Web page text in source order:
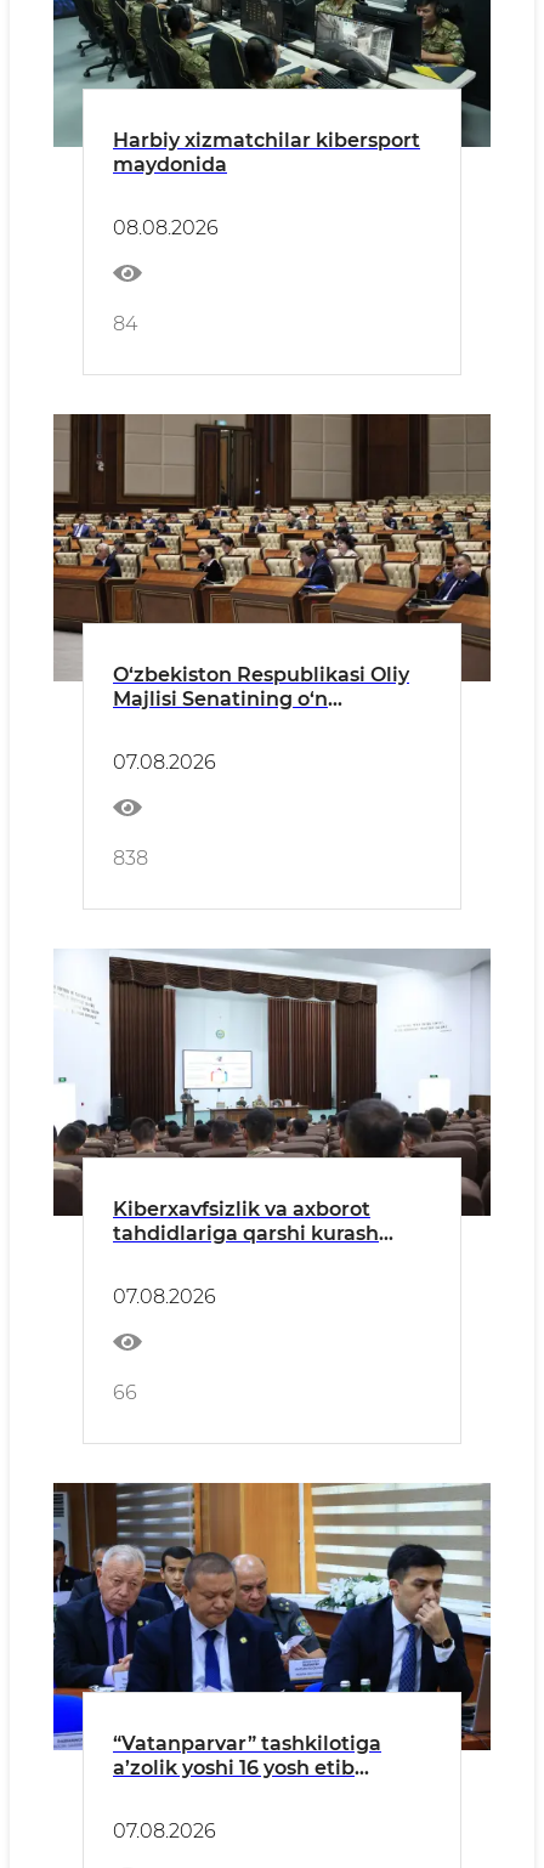
Harbiy xizmatchilar kibersport
maydonida
08.08.2026
84
O‘zbekiston Respublikasi Oliy
Majlisi Senatining o‘n
07.08.2026
838
Kiberxavfsizlik va axborot
tahdidlariga qarshi kurash
07.08.2026
66
“Vatanparvar” tashkilotiga
a’zolik yoshi 16 yosh etib
07.08.2026